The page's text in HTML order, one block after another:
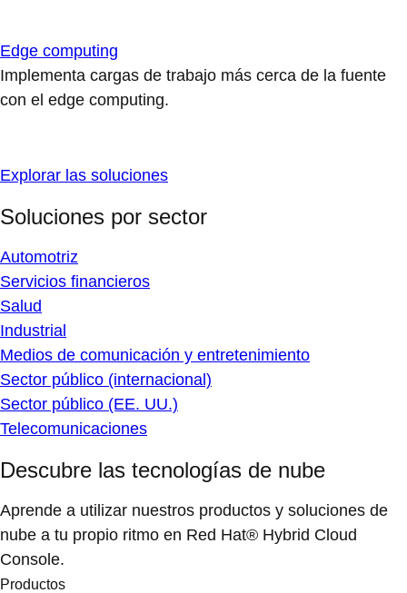
Edge computing
Implementa cargas de trabajo más cerca de la fuente
con el edge computing.
Explorar las soluciones
Soluciones por sector
Automotriz
Servicios financieros
Salud
Industrial
Medios de comunicación y entretenimiento
Sector público (internacional)
Sector público (EE. UU.)
Telecomunicaciones
Descubre las tecnologías de nube
Aprende a utilizar nuestros productos y soluciones de
nube a tu propio ritmo en Red Hat® Hybrid Cloud
Console.
Productos